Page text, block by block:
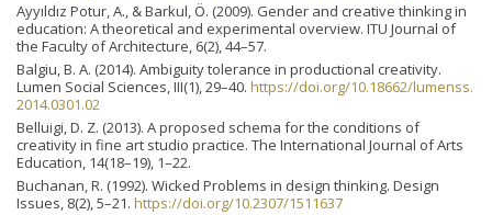
Ayyıldız Potur, A., & Barkul, Ö. (2009). Gender and creative thinking in
education: A theoretical and experimental overview. ITU Journal of
the Faculty of Architecture, 6(2), 44–57.
Balgiu, B. A. (2014). Ambiguity tolerance in productional creativity.
Lumen Social Sciences, III(1), 29–40. https://doi.org/10.18662/lumenss.
2014.0301.02
Belluigi, D. Z. (2013). A proposed schema for the conditions of
creativity in fine art studio practice. The International Journal of Arts
Education, 14(18–19), 1–22.
Buchanan, R. (1992). Wicked Problems in design thinking. Design
Issues, 8(2), 5–21. https://doi.org/10.2307/1511637